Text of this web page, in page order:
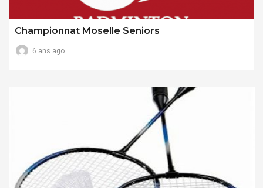
Championnat Moselle Seniors
6 ans ago